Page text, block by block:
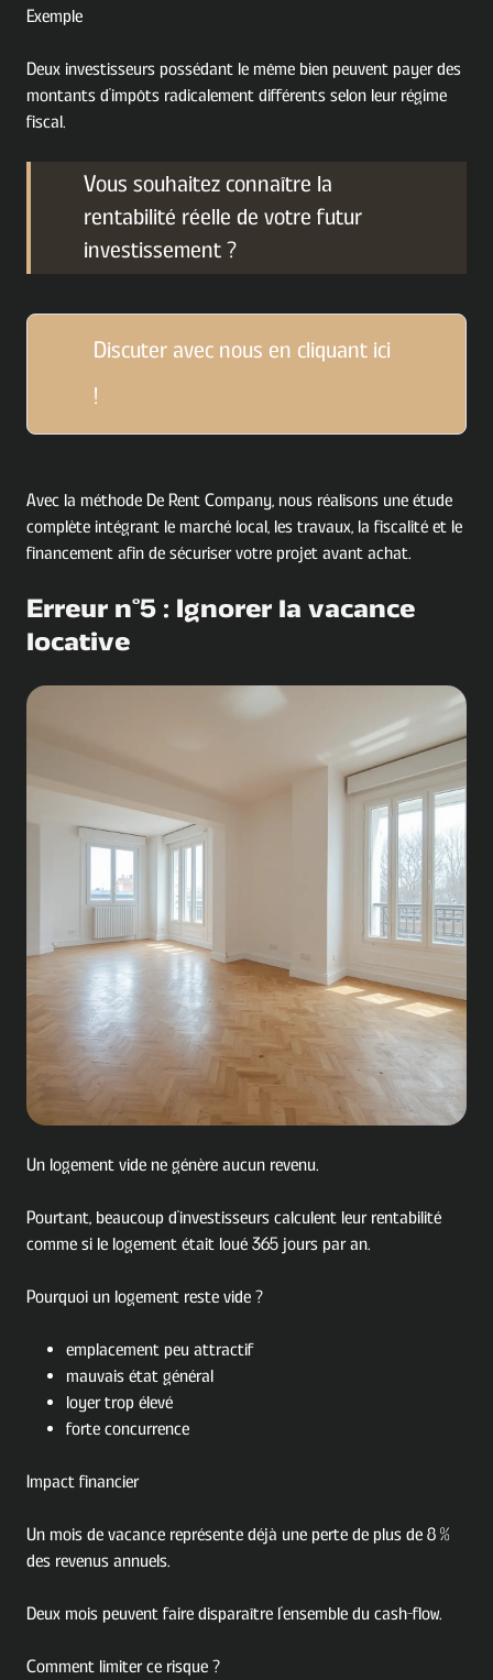
Exemple
Deux investisseurs possédant le même bien peuvent payer des
montants d'impôts radicalement différents selon leur régime
fiscal.
Vous souhaitez connaître la
rentabilité réelle de votre futur
investissement ?
Discuter avec nous en cliquant ici
!
Avec la méthode De Rent Company, nous réalisons une étude
complète intégrant le marché local, les travaux, la fiscalité et le
financement afin de sécuriser votre projet avant achat.
Erreur n°5 : Ignorer la vacance
locative
Un logement vide ne génère aucun revenu.
Pourtant, beaucoup d'investisseurs calculent leur rentabilité
comme si le logement était loué 365 jours par an.
Pourquoi un logement reste vide ?
emplacement peu attractif
mauvais état général
loyer trop élevé
forte concurrence
Impact financier
Un mois de vacance représente déjà une perte de plus de 8 %
des revenus annuels.
Deux mois peuvent faire disparaître l'ensemble du cash-flow.
Comment limiter ce risque ?